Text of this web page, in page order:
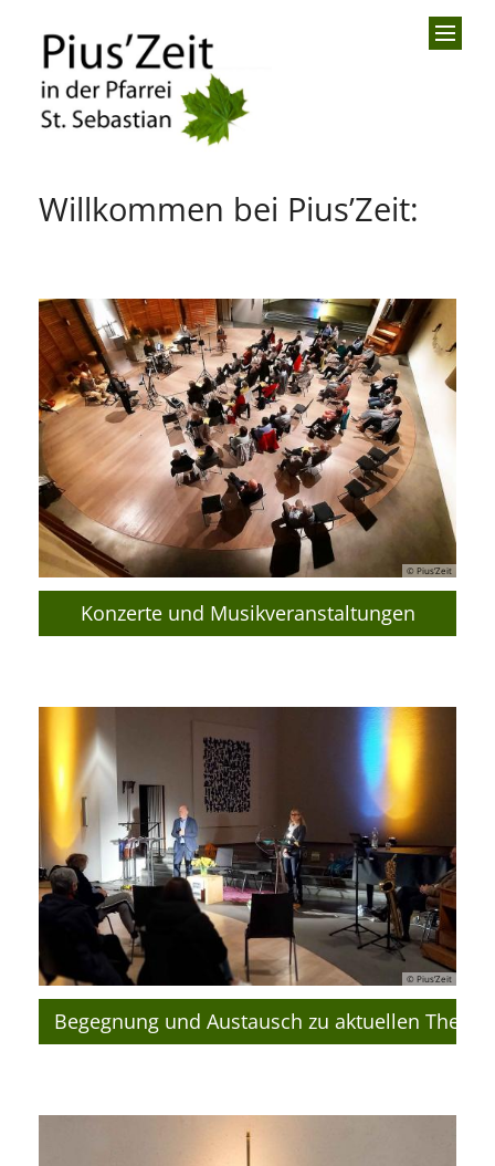
Willkommen bei Pius’Zeit:
© Pius’Zeit
Konzerte und Musikveranstaltungen
© Pius’Zeit
Begegnung und Austausch zu aktuellen